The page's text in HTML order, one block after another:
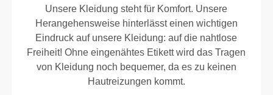
Unsere Kleidung steht für Komfort. Unsere
Herangehensweise hinterlässt einen wichtigen
Eindruck auf unsere Kleidung: auf die nahtlose
Freiheit! Ohne eingenähtes Etikett wird das Tragen
von Kleidung noch bequemer, da es zu keinen
Hautreizungen kommt.